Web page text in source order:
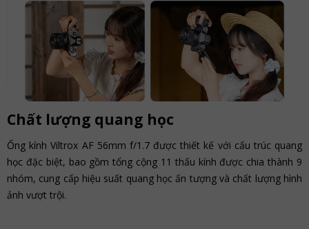
Chất lượng quang học
Ống kính Viltrox AF 56mm f/1.7 được thiết kế với cấu trúc quang
học đặc biệt, bao gồm tổng cộng 11 thấu kính được chia thành 9
nhóm, cung cấp hiệu suất quang học ấn tượng và chất lượng hình
ảnh vượt trội.